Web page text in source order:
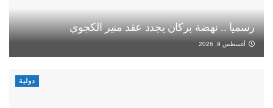
رسميا .. نهضة بركان يجدد عقد منير الكجوي
أغسطس 9, 2026
دولية